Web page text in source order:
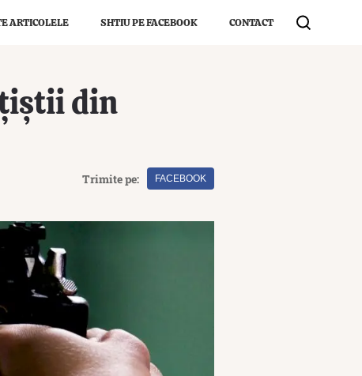
ARTICOLELE SHTIU PE FACEBOOK CONTACT
din
Trimite pe: FACEBOOK